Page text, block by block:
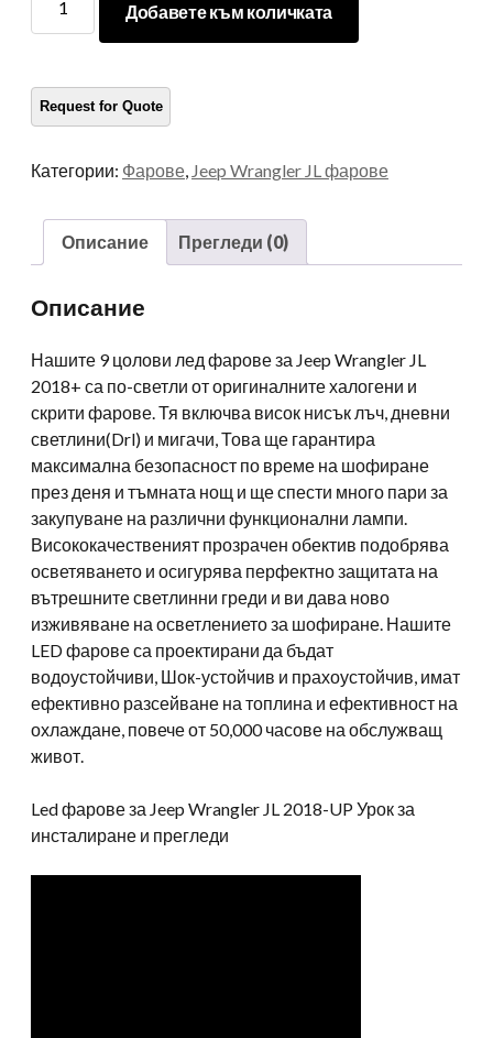
джип
JL
фар
Wrangler
фабрична
количество
Добавете към количката
Категории: Фарове Jeep Wrangler JL фарове
Описание Прегледи (0)
Описание
Нашите 9 цолови лед фарове за Jeep Wrangler JL
2018+ са по-светли от оригиналните халогени и
скрити фарове. Тя включва висок нисък лъч, дневни
светлини(Drl) и мигачи, Това ще гарантира
максимална безопасност по време на шофиране
през деня и тъмната нощ и ще спести много пари за
закупуване на различни функционални лампи.
Висококачественият прозрачен обектив подобрява
осветяването и осигурява перфектно защитата на
вътрешните светлинни греди и ви дава ново
изживяване на осветлението за шофиране. Нашите
LED фарове са проектирани да бъдат
водоустойчиви, Шок-устойчив и прахоустойчив, имат
ефективно разсейване на топлина и ефективност на
охлаждане, повече от 50,000 часове на обслужващ
живот.
Led фарове за Jeep Wrangler JL 2018-UP Урок за
инсталиране и прегледи